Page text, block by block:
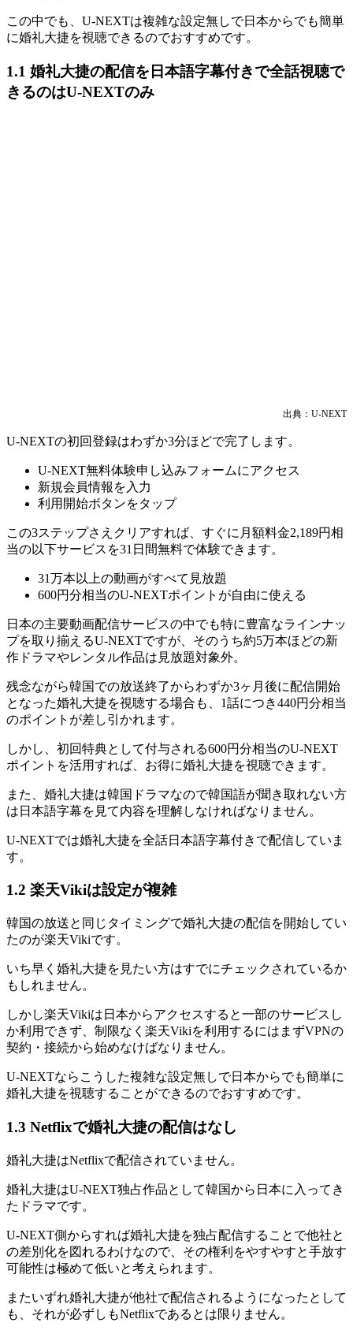
この中でも、U-NEXTは複雑な設定無しで日本からでも簡単
に婚礼大捷を視聴できるのでおすすめです。
1.1 婚礼大捷の配信を日本語字幕付きで全話視聴で
きるのはU-NEXTのみ
出典：U-NEXT
U-NEXTの初回登録はわずか3分ほどで完了します。
U-NEXT無料体験申し込みフォームにアクセス
新規会員情報を入力
利用開始ボタンをタップ
この3ステップさえクリアすれば、すぐに月額料金2,189円相
当の以下サービスを31日間無料で体験できます。
31万本以上の動画がすべて見放題
600円分相当のU-NEXTポイントが自由に使える
日本の主要動画配信サービスの中でも特に豊富なラインナッ
プを取り揃えるU-NEXTですが、そのうち約5万本ほどの新
作ドラマやレンタル作品は見放題対象外。
残念ながら韓国での放送終了からわずか3ヶ月後に配信開始
となった婚礼大捷を視聴する場合も、1話につき440円分相当
のポイントが差し引かれます。
しかし、初回特典として付与される600円分相当のU-NEXT
ポイントを活用すれば、お得に婚礼大捷を視聴できます。
また、婚礼大捷は韓国ドラマなので韓国語が聞き取れない方
は日本語字幕を見て内容を理解しなければなりません。
U-NEXTでは婚礼大捷を全話日本語字幕付きで配信していま
す。
1.2 楽天Vikiは設定が複雑
韓国の放送と同じタイミングで婚礼大捷の配信を開始してい
たのが楽天Vikiです。
いち早く婚礼大捷を見たい方はすでにチェックされているか
もしれません。
しかし楽天Vikiは日本からアクセスすると一部のサービスし
か利用できず、制限なく楽天Vikiを利用するにはまずVPNの
契約・接続から始めなけばなりません。
U-NEXTならこうした複雑な設定無しで日本からでも簡単に
婚礼大捷を視聴することができるのでおすすめです。
1.3 Netflixで婚礼大捷の配信はなし
婚礼大捷はNetflixで配信されていません。
婚礼大捷はU-NEXT独占作品として韓国から日本に入ってき
たドラマです。
U-NEXT側からすれば婚礼大捷を独占配信することで他社と
の差別化を図れるわけなので、その権利をやすやすと手放す
可能性は極めて低いと考えられます。
またいずれ婚礼大捷が他社で配信されるようになったとして
も、それが必ずしもNetflixであるとは限りません。